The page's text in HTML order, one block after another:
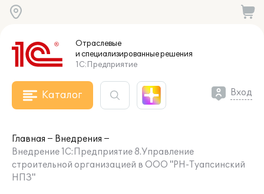
Отраслевые
и специализированныерешения
1С:Предприятие
Каталог Вход
Главная
Внедрения
Внедрение 1С:Предприятие 8.Управление
строительной организацией в ООО "РН-Туапсинский
НПЗ"